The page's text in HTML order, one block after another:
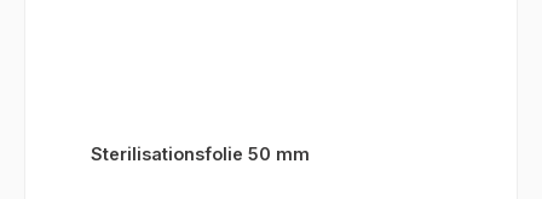
Sterilisationsfolie 50 mm